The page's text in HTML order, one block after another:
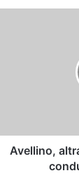
Avellino,